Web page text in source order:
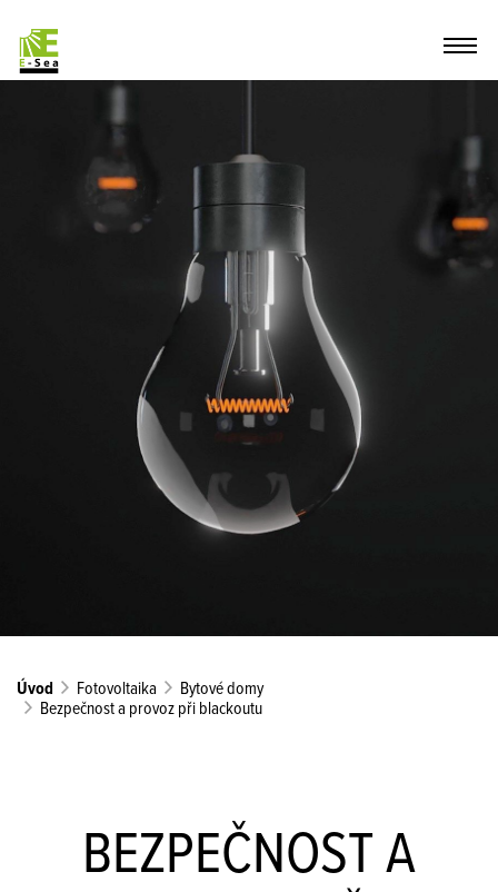
Úvod Fotovoltaika
Bytové domy
Bezpečnost a provoz při blackoutu
BEZPEČNOST A